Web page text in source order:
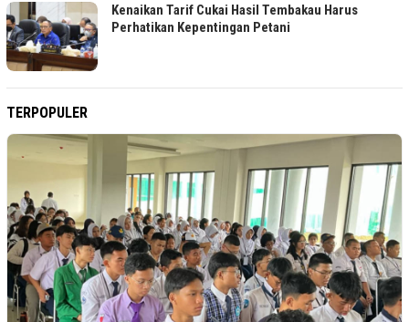
Kenaikan Tarif Cukai Hasil Tembakau Harus
Perhatikan Kepentingan Petani
TERPOPULER